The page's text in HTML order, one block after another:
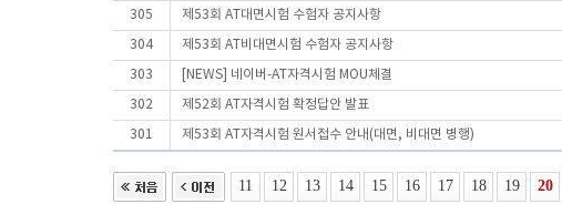
305 제53회 AT대면시험 수험자 공지사항
304 제53회 AT비대면시험 수험자 공지사항
303 [NEWS] 네이버-AT자격시험 MOU체결
302 제52회 AT자격시험 확정답안 발표
301 제53회 AT자격시험 원서접수 안내(대면, 비대면 병행)
11 12 13 14 15 16 17 18 19 20